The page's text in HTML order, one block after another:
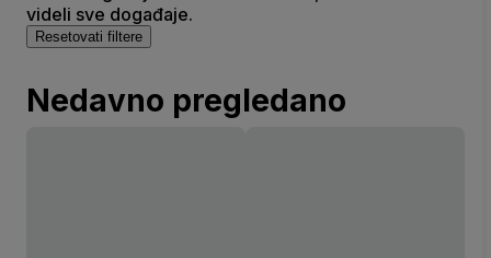
videli sve događaje.
Resetovati filtere
Nedavno pregledano